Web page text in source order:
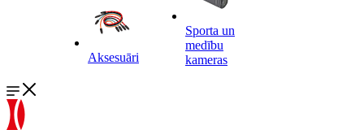
Aksesuāri
Sporta un
medību
kameras